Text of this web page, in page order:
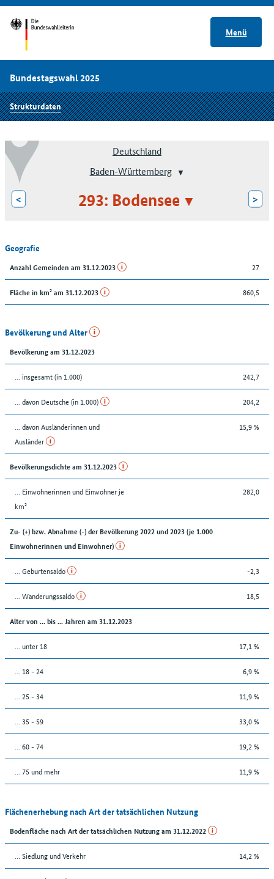
Menü
Bundestagswahl 2025
Strukturdaten
Deutschland
Baden-Württemberg
< 293: Bodensee >
Geografie
Anzahl Gemeinden am 31.12.2023 27
Fläche in km² am 31.12.2023 860,5
Bevölkerung und Alter
Bevölkerung am 31.12.2023
... insgesamt (in 1.000) 242,7
... davon Deutsche (in 1.000) 204,2
... davon Ausländerinnen und
Ausländer
15,9 %
Bevölkerungsdichte am 31.12.2023
… Einwohnerinnen und Einwohner je
km²
282,0
Zu- (+) bzw. Abnahme (-) der Bevölkerung 2022 und 2023 (je 1.000
Einwohnerinnen und Einwohner)
... Geburtensaldo -2,3
... Wanderungssaldo 18,5
Alter von ... bis ... Jahren am 31.12.2023
... unter 18 17,1 %
... 18 - 24 6,9 %
... 25 - 34 11,9 %
... 35 - 59 33,0 %
... 60 - 74 19,2 %
... 75 und mehr 11,9 %
Flächenerhebung nach Art der tatsächlichen Nutzung
Bodenfläche nach Art der tatsächlichen Nutzung am 31.12.2022
… Siedlung und Verkehr 14,2 %